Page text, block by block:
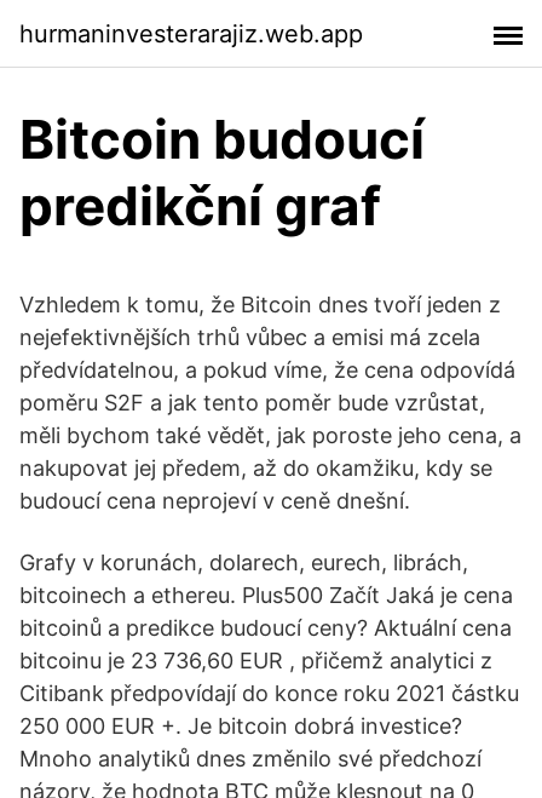
hurmaninvesterarajiz.web.app
Bitcoin budoucí
predikční graf
Vzhledem k tomu, že Bitcoin dnes tvoří jeden z
nejefektivnějších trhů vůbec a emisi má zcela
předvídatelnou, a pokud víme, že cena odpovídá
poměru S2F a jak tento poměr bude vzrůstat,
měli bychom také vědět, jak poroste jeho cena, a
nakupovat jej předem, až do okamžiku, kdy se
budoucí cena neprojeví v ceně dnešní.
Grafy v korunách, dolarech, eurech, librách,
bitcoinech a ethereu. Plus500 Začít Jaká je cena
bitcoinů a predikce budoucí ceny? Aktuální cena
bitcoinu je 23 736,60 EUR , přičemž analytici z
Citibank předpovídají do konce roku 2021 částku
250 000 EUR +. Je bitcoin dobrá investice?
Mnoho analytiků dnes změnilo své předchozí
názory, že hodnota BTC může klesnout na 0